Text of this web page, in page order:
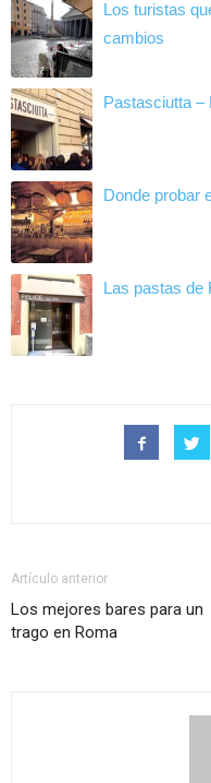
Los turistas
cambios
Pastasciutta –
Donde probar
Las pastas de
Artículo anterior
Los mejores bares para un
trago en Roma